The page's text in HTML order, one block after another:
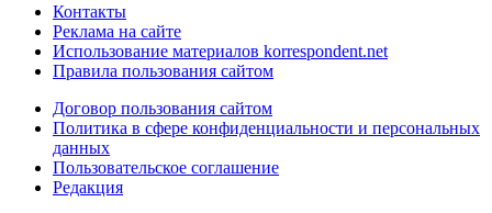
Контакты
Реклама на сайте
Использование материалов korrespondent.net
Правила пользования сайтом
Договор пользования сайтом
Политика в сфере конфиденциальности и персональных
данных
Пользовательское соглашение
Редакция